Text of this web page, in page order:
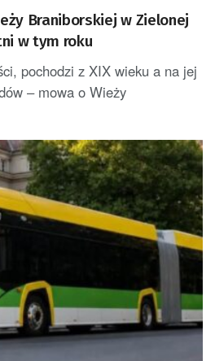
Braniborskiej w Zielonej
w tym roku
pochodzi z XIX wieku a na jej
– mowa o Wieży